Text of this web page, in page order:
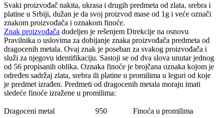
Svaki proizvođač nakita, ukrasa i drugih predmeta od zlata, srebra i
platine u Srbiji, dužan je da svoj proizvod mase od 1g i veće označi
znakom proizvođača i oznakom finoće.
Znak proizvođača dodeljen je rešenjem Direkcije na osnovu
Pravilnika o uslovima za dobijanje znaka proizvođača predmeta od
dragocenih metala. Ovaj znak je poseban za svakog proizvođača i
služi za njegovu identifikaciju. Sastoji se od dva slova unutar jednog
od 56 propisanih oblika. Oznaka finoće je brojčana oznaka kojom je
određen sadržaj zlata, srebra ili platine u promilima u leguri od koje
je predmet izrađen. Predmeti od dragocenih metala moraju imati
sledeće finoće izražene u promilima:
Dragoceni metal 950
Finoća u promilima